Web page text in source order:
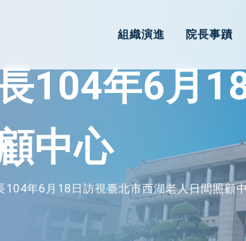
組織演進 院長事蹟
104年6月
中心
104年6月18日訪視臺北市西湖老人日間照顧